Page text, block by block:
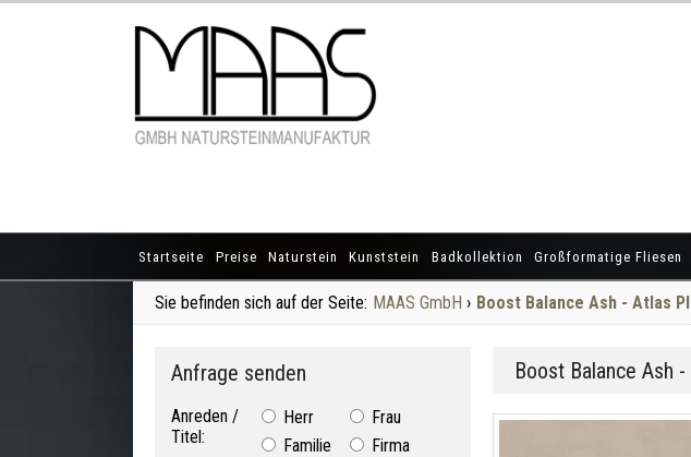
Startseite Preise Naturstein Kunststein Badkollektion Großformatige Fliesen
Sie befinden sich auf der Seite: MAAS GmbH › Boost Balance Ash - Atlas
Boost Balance Ash
Anfrage senden
Anreden /
Titel:
Herr
Frau
Familie
Firma